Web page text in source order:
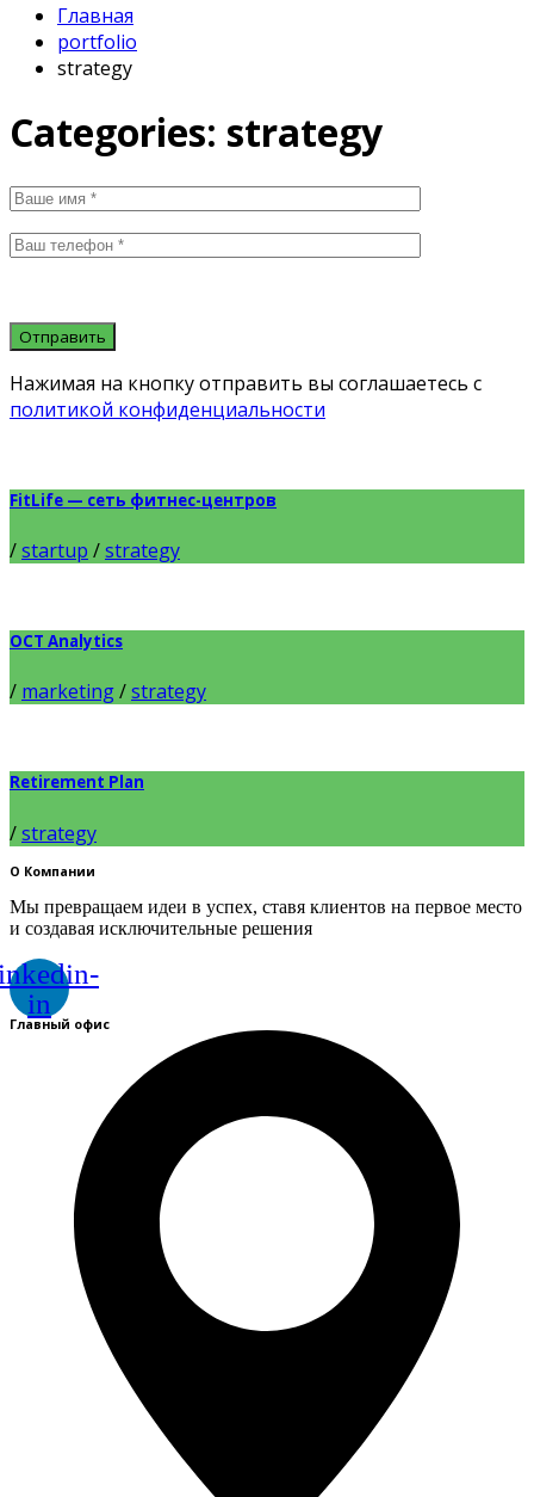
Главная
portfolio
strategy
Categories: strategy
Отправить
Нажимая на кнопку отправить вы соглашаетесь с
политикой конфиденциальности
FitLife — сеть фитнес-центров
/startup /strategy
OCT Analytics
/ marketing/strategy
Retirement Plan
/strategy
О Компании
Мы превращаем идеи в успех, ставя клиентов на первое место
и создавая исключительные решения
in
Главный офис